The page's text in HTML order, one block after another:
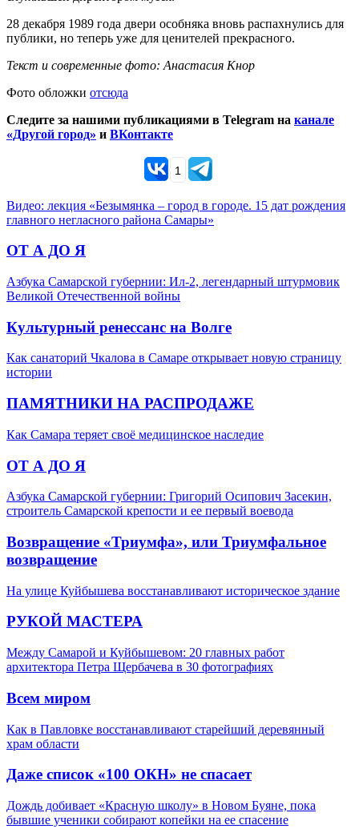
28 декабря 1989 года двери особняка вновь распахнулись для
публики, но теперь уже для ценителей прекрасного.
Текст и современные фото: Анастасия Кнор
Фото обложки отсюда
Следите за нашими публикациями в Telegram на канале
«Другой город» и ВКонтакте
1
Видео: лекция «Безымянка – город в городе. 15 дат рождения
главного негласного района Самары»
ОТ А ДО Я
Азбука Самарской губернии: Ил-2, легендарный штурмовик
Великой Отечественной войны
Культурный ренессанс на Волге
Как санаторий Чкалова в Самаре открывает новую страницу
истории
ПАМЯТНИКИ НА РАСПРОДАЖЕ
Как Самара теряет своё медицинское наследие
ОТ А ДО Я
Азбука Самарской губернии: Григорий Осипович Засекин,
строитель Самарской крепости и ее первый воевода
Возвращение «Триумфа», или Триумфальное
возвращение
На улице Куйбышева восстанавливают историческое здание
РУКОЙ МАСТЕРА
Между Самарой и Куйбышевом: 20 главных работ
архитектора Петра Щербачева в 30 фотографиях
Всем миром
Как в Павловке восстанавливают старейший деревянный
храм области
Даже список «100 ОКН» не спасает
Дождь добивает «Красную школу» в Новом Буяне, пока
бывшие ученики собирают копейки на ее спасение